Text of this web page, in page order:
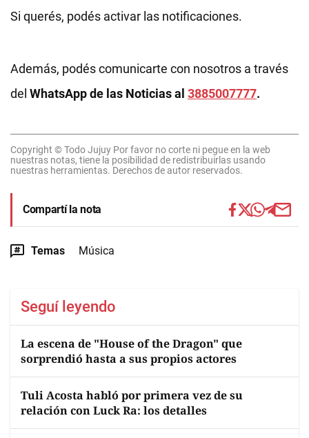
Si querés, podés activar las notificaciones.
Además, podés comunicarte con nosotros a través
del WhatsApp de las Noticias al 3885007777.
Copyright © Todo Jujuy Por favor no corte ni pegue en la web
nuestras notas, tiene la posibilidad de redistribuirlas usando
nuestras herramientas. Derechos de autor reservados.
Compartí la nota
Temas Música
Seguí leyendo
La escena de "House of the Dragon" que
sorprendió hasta a sus propios actores
Tuli Acosta habló por primera vez de su
relación con Luck Ra: los detalles